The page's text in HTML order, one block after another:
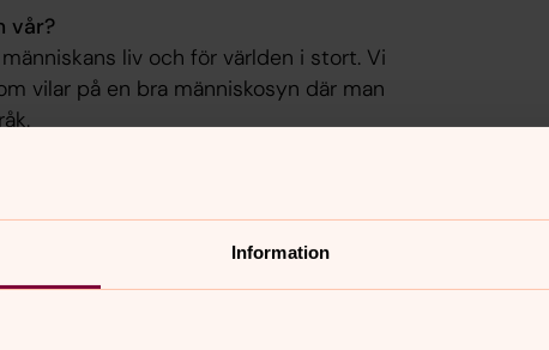
Information
vår?
liv och för världen i stort. Vi
vilar på en bra människosyn där man
blev min väg in i kyrkan.
så det föll sig naturligt att börja
de är och att få se dem växa. Och